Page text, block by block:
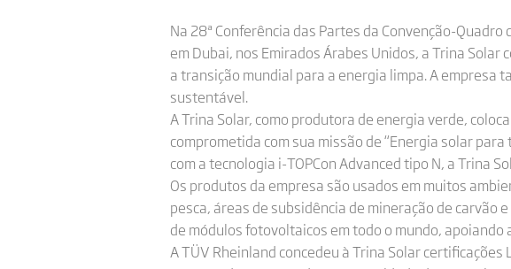
Na 28ª Conferência das Partes da Convenção-
em Dubai, nos Emirados Árabes Unidos, a Trina
a transição mundial para a energia limpa. A empresa
sustentável.
A Trina Solar, como produtora de energia verde,
comprometida com sua missão de “Energia solar
com a tecnologia i-TOPCon Advanced tipo N, a Trina
Os produtos da empresa são usados em muitos
pesca, áreas de subsidência de mineração de carvão
de módulos fotovoltaicos em todo o mundo,
A TÜV Rheinland concedeu à Trina Solar